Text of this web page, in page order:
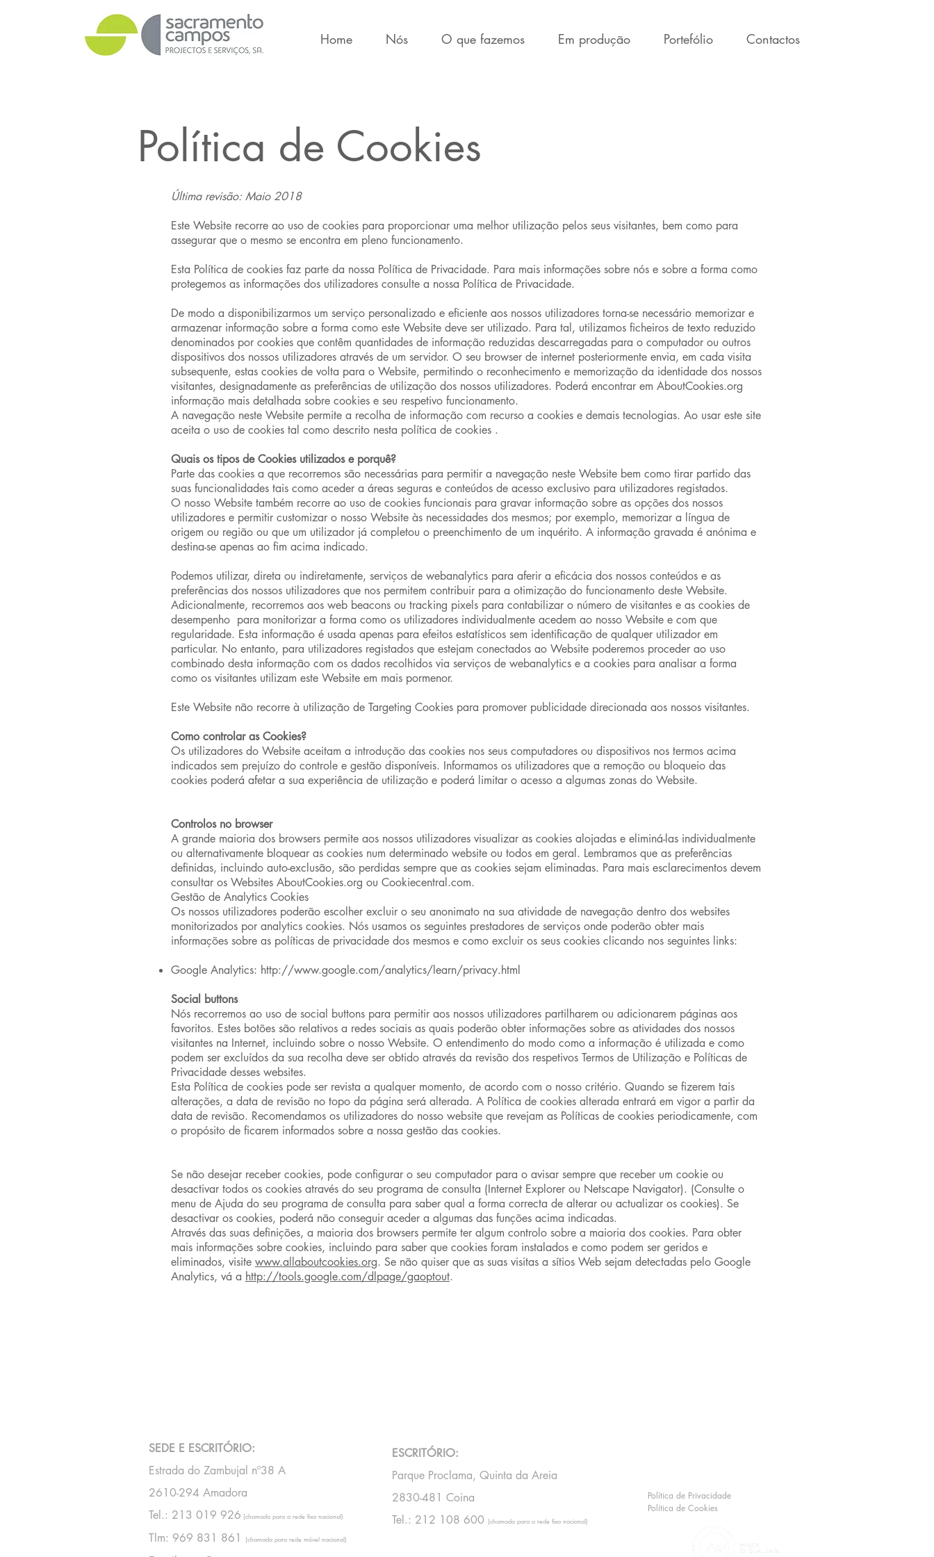
Home Nós O que fazemos Em produção Portefólio Contactos
Política de Cookies
Última revisão: Maio 2018
Este Website recorre ao uso de cookies para proporcionar uma melhor utilização pelos seus visitantes, bem como para
assegurar que o mesmo se encontra em pleno funcionamento.
Esta Política de cookies faz parte da nossa Política de Privacidade. Para mais informações sobre nós e sobre a forma como
protegemos as informações dos utilizadores consulte a nossa Política de Privacidade.
De modo a disponibilizarmos um serviço personalizado e eficiente aos nossos utilizadores torna-se necessário memorizar e
armazenar informação sobre a forma como este Website deve ser utilizado. Para tal, utilizamos ficheiros de texto reduzido
denominados por cookies que contêm quantidades de informação reduzidas descarregadas para o computador ou outros
dispositivos dos nossos utilizadores através de um servidor. O seu browser de internet posteriormente envia, em cada visita
subsequente, estas cookies de volta para o Website, permitindo o reconhecimento e memorização da identidade dos nossos
visitantes, designadamente as preferências de utilização dos nossos utilizadores. Poderá encontrar em AboutCookies.org
informação mais detalhada sobre cookies e seu respetivo funcionamento.
A navegação neste Website permite a recolha de informação com recurso a cookies e demais tecnologias. Ao usar este site
aceita o uso de cookies tal como descrito nesta política de cookies .
Quais os tipos de Cookies utilizados e porquê?
Parte das cookies a que recorremos são necessárias para permitir a navegação neste Website bem como tirar partido das
suas funcionalidades tais como aceder a áreas seguras e conteúdos de acesso exclusivo para utilizadores registados.
O nosso Website também recorre ao uso de cookies funcionais para gravar informação sobre as opções dos nossos
utilizadores e permitir customizar o nosso Website às necessidades dos mesmos; por exemplo, memorizar a língua de
origem ou região ou que um utilizador já completou o preenchimento de um inquérito. A informação gravada é anónima e
destina-se apenas ao fim acima indicado.
Podemos utilizar, direta ou indiretamente, serviços de webanalytics para aferir a eficácia dos nossos conteúdos e as
preferências dos nossos utilizadores que nos permitem contribuir para a otimização do funcionamento deste Website.
Adicionalmente, recorremos aos web beacons ou tracking pixels para contabilizar o número de visitantes e as cookies de
desempenho para monitorizar a forma como os utilizadores individualmente acedem ao nosso Website e com que
regularidade. Esta informação é usada apenas para efeitos estatísticos sem identificação de qualquer utilizador em
particular. No entanto, para utilizadores registados que estejam conectados ao Website poderemos proceder ao uso
combinado desta informação com os dados recolhidos via serviços de webanalytics e a cookies para analisar a forma
como os visitantes utilizam este Website em mais pormenor.
Este Website não recorre à utilização de Targeting Cookies para promover publicidade direcionada aos nossos visitantes.
Como controlar as Cookies?
Os utilizadores do Website aceitam a introdução das cookies nos seus computadores ou dispositivos nos termos acima
indicados sem prejuízo do controle e gestão disponíveis. Informamos os utilizadores que a remoção ou bloqueio das
cookies poderá afetar a sua experiência de utilização e poderá limitar o acesso a algumas zonas do Website.
Controlos no browser
A grande maioria dos browsers permite aos nossos utilizadores visualizar as cookies alojadas e eliminá-las individualmente
ou alternativamente bloquear as cookies num determinado website ou todos em geral. Lembramos que as preferências
definidas, incluindo auto-exclusão, são perdidas sempre que as cookies sejam eliminadas. Para mais esclarecimentos devem
consultar os Websites AboutCookies.org ou Cookiecentral.com.
Gestão de Analytics Cookies
Os nossos utilizadores poderão escolher excluir o seu anonimato na sua atividade de navegação dentro dos websites
monitorizados por analytics cookies. Nós usamos os seguintes prestadores de serviços onde poderão obter mais
informações sobre as políticas de privacidade dos mesmos e como excluir os seus cookies clicando nos seguintes links:
Google Analytics: http://www.google.com/analytics/learn/privacy.html
Social buttons
Nós recorremos ao uso de social buttons para permitir aos nossos utilizadores partilharem ou adicionarem páginas aos
favoritos. Estes botões são relativos a redes sociais as quais poderão obter informações sobre as atividades dos nossos
visitantes na Internet, incluindo sobre o nosso Website. O entendimento do modo como a informação é utilizada e como
podem ser excluídos da sua recolha deve ser obtido através da revisão dos respetivos Termos de Utilização e Políticas de
Privacidade desses websites.
Esta Política de cookies pode ser revista a qualquer momento, de acordo com o nosso critério. Quando se fizerem tais
alterações, a data de revisão no topo da página será alterada. A Política de cookies alterada entrará em vigor a partir da
data de revisão. Recomendamos os utilizadores do nosso website que revejam as Políticas de cookies periodicamente, com
o propósito de ficarem informados sobre a nossa gestão das cookies.
Se não desejar receber cookies, pode configurar o seu computador para o avisar sempre que receber um cookie ou
desactivar todos os cookies através do seu programa de consulta (Internet Explorer ou Netscape Navigator). (Consulte o
menu de Ajuda do seu programa de consulta para saber qual a forma correcta de alterar ou actualizar os cookies). Se
desactivar os cookies, poderá não conseguir aceder a algumas das funções acima indicadas.
Através das suas definições, a maioria dos browsers permite ter algum controlo sobre a maioria dos cookies. Para obter
mais informações sobre cookies, incluindo para saber que cookies foram instalados e como podem ser geridos e
eliminados, visite www.allaboutcookies.org. Se não quiser que as suas visitas a sítios Web sejam detectadas pelo Google
Analytics, vá a http://tools.google.com/dlpage/gaoptout.
SEDE E ESCRITÓRIO:
Estrada do Zambujal nº38 A
2610-294 Amadora
Tel.: 213 019 926 (chamada para a rede fixa nacional)
Tlm: 969 831 861 (chamada para rede móvel nacional)
ESCRITÓRIO:
Parque Proclama, Quinta da Areia
2830-481 Coina
Tel.: 212 108 600 (chamada para a rede fixa nacional)
Política de Privacidade
Política de Cookies